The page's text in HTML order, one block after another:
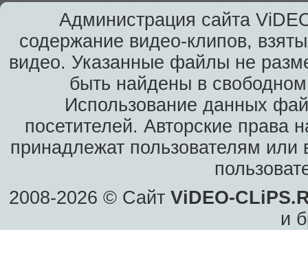
Администрация сайта
содержание видео-клипов,
видео. Указанные файлы не
быть найдены в
Использование данных
посетителей. Авторские права
принадлежат пользователям или
2008-2026 © Сайт ViDEO-
и